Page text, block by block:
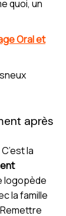
quoi, un
Oral et
après
la
logopède
la famille